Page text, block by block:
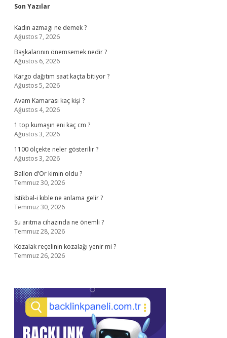
Sidebar
Son Yazılar
Kadın azmagı ne demek ?
Ağustos 7, 2026
Başkalarının önemsemek nedir ?
Ağustos 6, 2026
Kargo dağıtım saat kaçta bitiyor ?
Ağustos 5, 2026
Avam Kamarası kaç kişi ?
Ağustos 4, 2026
1 top kumaşın eni kaç cm ?
Ağustos 3, 2026
1100 ölçekte neler gösterilir ?
Ağustos 3, 2026
Ballon d’Or kimin oldu ?
Temmuz 30, 2026
İstikbal-i kıble ne anlama gelir ?
Temmuz 30, 2026
Su arıtma cihazında ne önemli ?
Temmuz 28, 2026
Kozalak reçelinin kozalağı yenir mi ?
Temmuz 26, 2026